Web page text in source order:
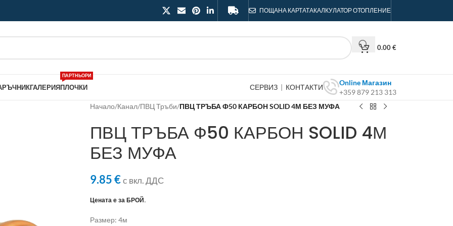
ПОЩАНА КАРТАТАКАЛКУЛАТОР ОТОПЛЕНИЕ
0.00€
ГАЛЕРИЯПЛОЧКИ
ПАРТНЬОРИ
СЕРВИЗ | КОНТАКТИ
Online Магазин
+359 879 213 313
Начало/Канал/ПВЦ Тръби/ПВЦ ТРЪБА Ф50 КАРБОН SOLID 4М БЕЗ МУФА
ПВЦ ТРЪБА Ф50 КАРБОН SOLID 4М
БЕЗ МУФА
9.85€с вкл. ДДС
Цената е за БРОЙ.
Размер: 4м